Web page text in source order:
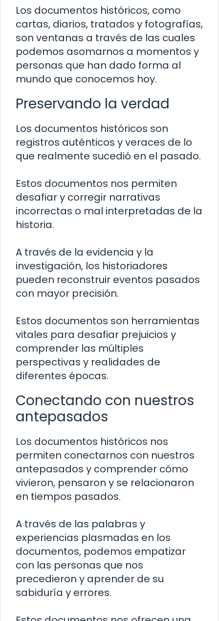
Los documentos históricos, como
cartas, diarios, tratados y fotografías,
son ventanas a través de las cuales
podemos asomarnos a momentos y
personas que han dado forma al
mundo que conocemos hoy.
Preservando la verdad
Los documentos históricos son
registros auténticos y veraces de lo
que realmente sucedió en el pasado.
Estos documentos nos permiten
desafiar y corregir narrativas
incorrectas o mal interpretadas de la
historia.
A través de la evidencia y la
investigación, los historiadores
pueden reconstruir eventos pasados
con mayor precisión.
Estos documentos son herramientas
vitales para desafiar prejuicios y
comprender las múltiples
perspectivas y realidades de
diferentes épocas.
Conectando con nuestros
antepasados
Los documentos históricos nos
permiten conectarnos con nuestros
antepasados ​​y comprender cómo
vivieron, pensaron y se relacionaron
en tiempos pasados.
A través de las palabras y
experiencias plasmadas en los
documentos, podemos empatizar
con las personas que nos
precedieron y aprender de su
sabiduría y errores.